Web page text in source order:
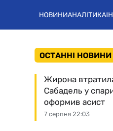
НОВИНИАНАЛІТИКА
ОСТАННІ НОВИНИ
7 серпня 22:03
Жирона
Сабадель у
оформив асист